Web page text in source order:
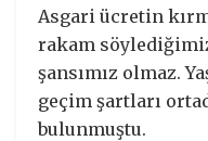
Asgari ücretin
rakam
şansımız olmaz.
geçim şartları
bulunmuştu.